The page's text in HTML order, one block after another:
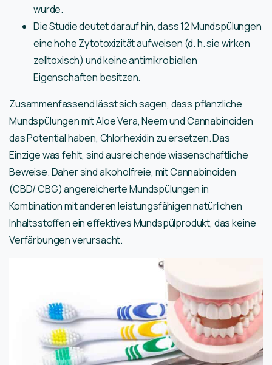
wurde.
Die Studie deutet darauf hin, dass 12 Mundspülungen
eine hohe Zytotoxizität aufweisen (d. h. sie wirken
zelltoxisch) und keine antimikrobiellen
Eigenschaften besitzen.
Zusammenfassend lässt sich sagen, dass pflanzliche
Mundspülungen mit Aloe Vera, Neem und Cannabinoiden
das Potential haben, Chlorhexidin zu ersetzen. Das
Einzige was fehlt, sind ausreichende wissenschaftliche
Beweise. Daher sind alkoholfreie, mit Cannabinoiden
(CBD/ CBG) angereicherte Mundspülungen in
Kombination mit anderen leistungsfähigen natürlichen
Inhaltsstoffen ein effektives Mundspülprodukt, das keine
Verfärbungen verursacht.